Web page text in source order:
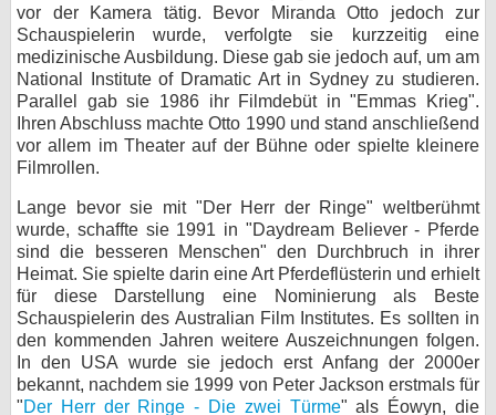
vor der Kamera tätig. Bevor Miranda Otto jedoch zur
Schauspielerin wurde, verfolgte sie kurzzeitig eine
medizinische Ausbildung. Diese gab sie jedoch auf, um am
National Institute of Dramatic Art in Sydney zu studieren.
Parallel gab sie 1986 ihr Filmdebüt in "Emmas Krieg".
Ihren Abschluss machte Otto 1990 und stand anschließend
vor allem im Theater auf der Bühne oder spielte kleinere
Filmrollen.
Lange bevor sie mit "Der Herr der Ringe" weltberühmt
wurde, schaffte sie 1991 in "Daydream Believer - Pferde
sind die besseren Menschen" den Durchbruch in ihrer
Heimat. Sie spielte darin eine Art Pferdeflüsterin und erhielt
für diese Darstellung eine Nominierung als Beste
Schauspielerin des Australian Film Institutes. Es sollten in
den kommenden Jahren weitere Auszeichnungen folgen.
In den USA wurde sie jedoch erst Anfang der 2000er
bekannt, nachdem sie 1999 von Peter Jackson erstmals für
"Der Herr der Ringe - Die zwei Türme" als Éowyn, die
Nutzungsbedingungen
Datenschutz
Cookie-Einstellungen
Desktop-Ansicht
myFanbase